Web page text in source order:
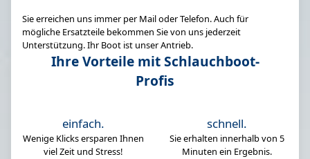
Sie erreichen uns immer per Mail oder Telefon. Auch für
mögliche Ersatzteile bekommen Sie von uns jederzeit
Unterstützung. Ihr Boot ist unser Antrieb.
Ihre Vorteile mit Schlauchboot-
Profis
einfach.
Wenige Klicks ersparen Ihnen
viel Zeit und Stress!
schnell.
Sie erhalten innerhalb von 5
Minuten ein Ergebnis.